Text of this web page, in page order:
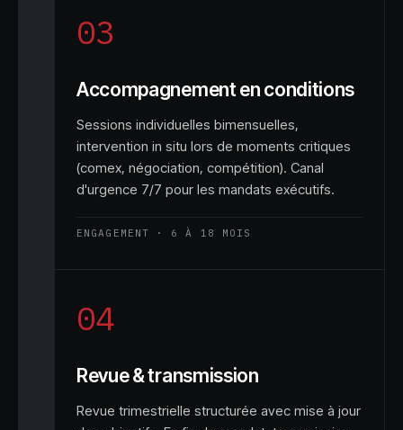
03
Accompagnement en conditions
Sessions individuelles bimensuelles,
intervention in situ lors de moments critiques
(comex, négociation, compétition). Canal
d'urgence 7/7 pour les mandats exécutifs.
ENGAGEMENT · 6 À 18 MOIS
04
Revue & transmission
Revue trimestrielle structurée avec mise à jour